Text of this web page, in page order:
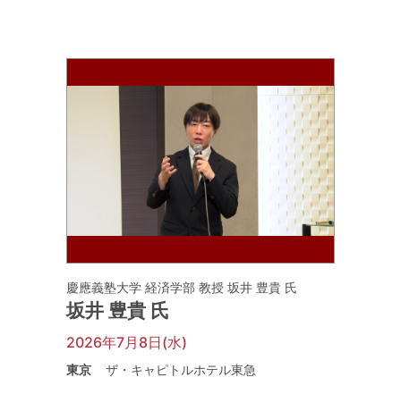
慶應義塾大学 経済学部 教授 坂井 豊貴 氏
坂井 豊貴 氏
2026年7月8日(水)
東京 ザ・キャピトルホテル東急